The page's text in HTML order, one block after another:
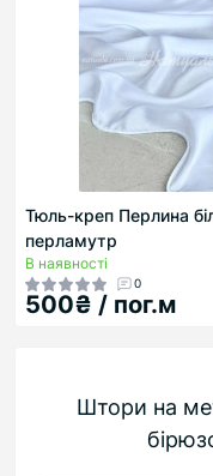
Тюль-креп Перлина
перламутр
В наявності
0
500₴ / пог.м
Штори на